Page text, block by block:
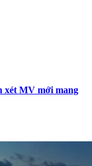
xét MV mới mang